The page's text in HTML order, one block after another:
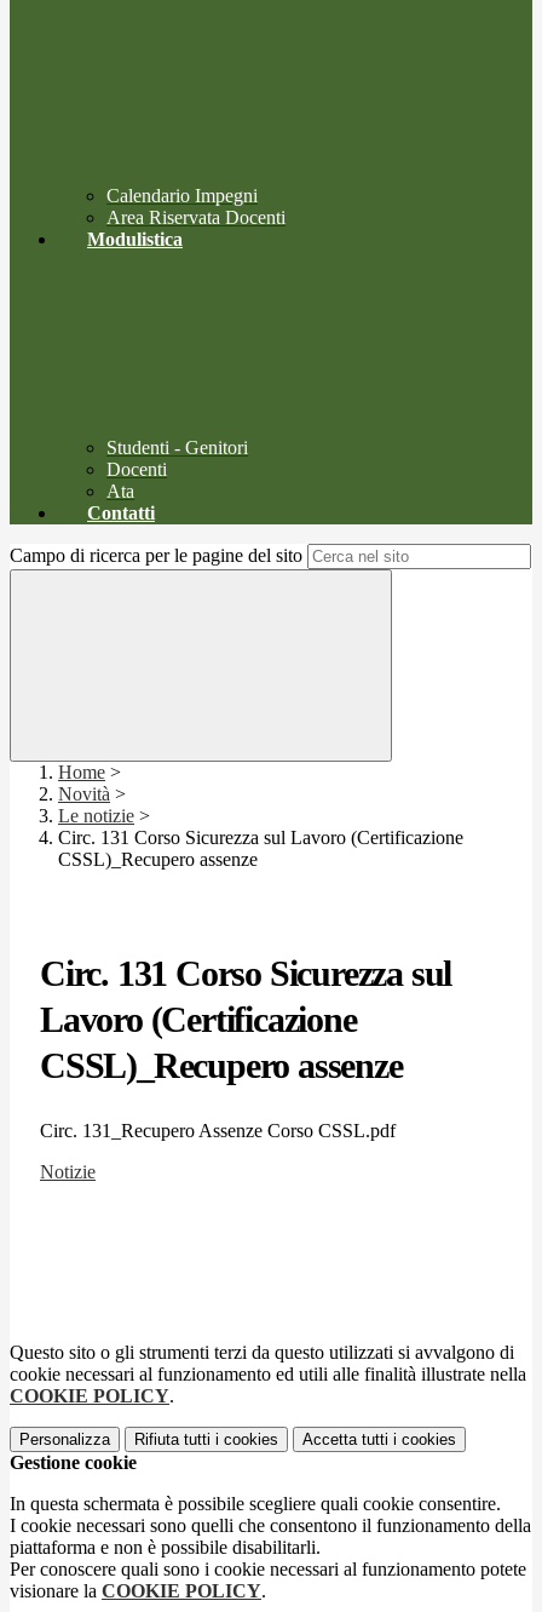
Calendario Impegni
Area Riservata Docenti
Modulistica
Studenti - Genitori
Docenti
Ata
Contatti
Campo di ricerca per le pagine del sito
Home >
Novità >
Le notizie >
Circ. 131 Corso Sicurezza sul Lavoro (Certificazione
CSSL)_Recupero assenze
Circ. 131 Corso Sicurezza sul
Lavoro (Certificazione
CSSL)_Recupero assenze
Circ. 131_Recupero Assenze Corso CSSL.pdf
Notizie
Questo sito o gli strumenti terzi da questo utilizzati si avvalgono di
cookie necessari al funzionamento ed utili alle finalità illustrate nella
COOKIE POLICY.
Personalizza Rifiuta tutti i cookies Accetta tutti i cookies
Gestione cookie
In questa schermata è possibile scegliere quali cookie consentire.
I cookie necessari sono quelli che consentono il funzionamento della
piattaforma e non è possibile disabilitarli.
Per conoscere quali sono i cookie necessari al funzionamento potete
visionare la COOKIE POLICY.